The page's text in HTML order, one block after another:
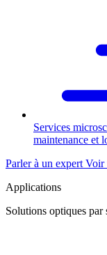
Services
maintenance et
Parler à un expert Voir
Applications
Solutions optiques par